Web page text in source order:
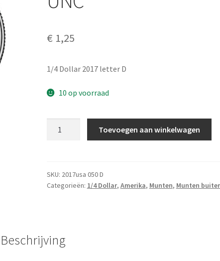
€ 1,25
1/4 Dollar 2017 letter D
10 op voorraad
D
UNC
Toevoegen aan winkelwagen
SKU: 2017usa 050 D
Categorieën: 1/4 Dollar, Amerika, Munten, Munten
Beschrijving